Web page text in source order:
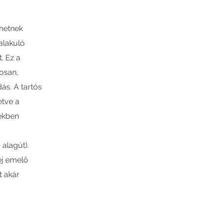
Ez a
A tartós
a
emelő
akár